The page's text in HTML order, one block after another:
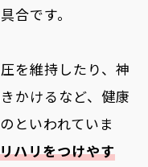
合です。
を維持したり、神
かけるなど、健康
といわれていま
ハリをつけやす